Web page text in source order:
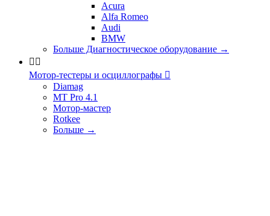
Acura
Alfa Romeo
Audi
BMW
Больше Диагностическое оборудование →
 
Мотор-тестеры и осциллографы 
Diamag
MT Pro 4.1
Мотор-мастер
Rotkee
Больше →